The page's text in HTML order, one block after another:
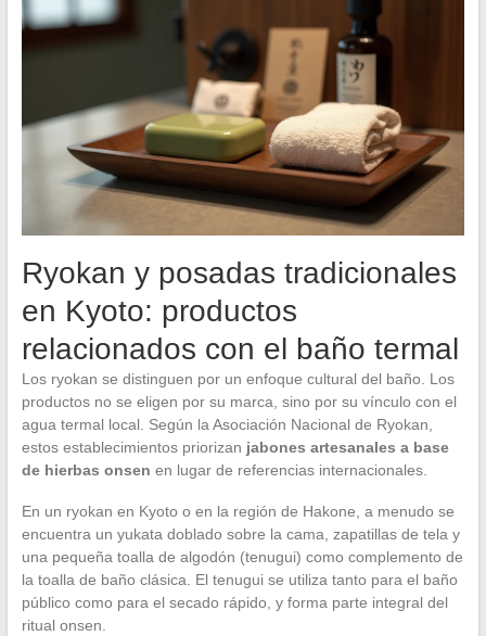
Ryokan y posadas tradicionales
en Kyoto: productos
relacionados con el baño termal
Los ryokan se distinguen por un enfoque cultural del baño. Los
productos no se eligen por su marca, sino por su vínculo con el
agua termal local. Según la Asociación Nacional de Ryokan,
estos establecimientos priorizan jabones artesanales a base
de hierbas onsen en lugar de referencias internacionales.
En un ryokan en Kyoto o en la región de Hakone, a menudo se
encuentra un yukata doblado sobre la cama, zapatillas de tela y
una pequeña toalla de algodón (tenugui) como complemento de
la toalla de baño clásica. El tenugui se utiliza tanto para el baño
público como para el secado rápido, y forma parte integral del
ritual onsen.